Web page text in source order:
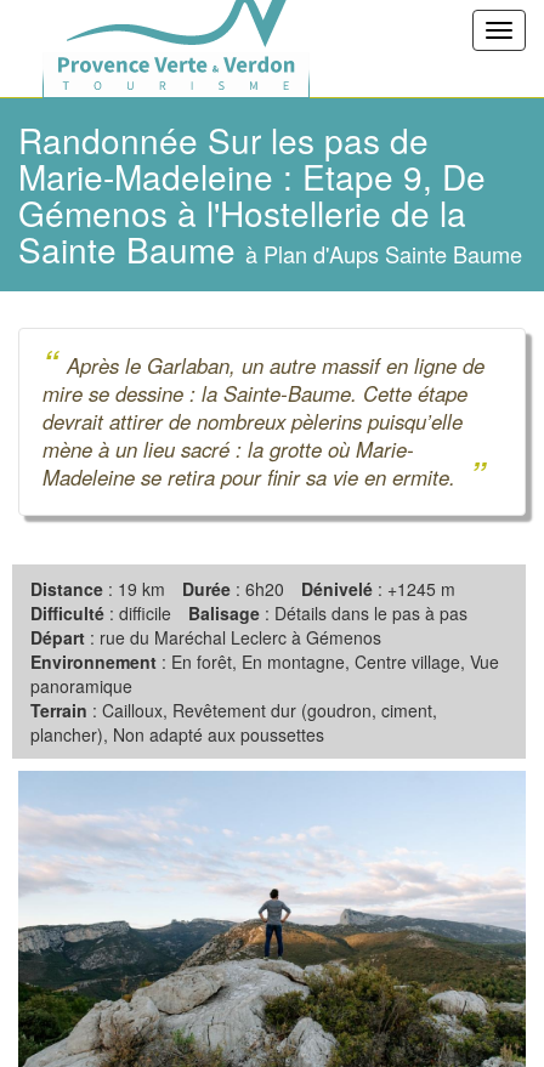
Randonnée Sur les pas de
Marie-Madeleine : Etape 9, De
Gémenos à l'Hostellerie de la
Sainte Baume à Plan d'Aups Sainte Baume
“Après le Garlaban, un autre massif en ligne de
mire se dessine : la Sainte-Baume. Cette étape
devrait attirer de nombreux pèlerins puisqu’elle
mène à un lieu sacré : la grotte où Marie-
Madeleine se retira pour finir sa vie en ermite.
”
Distance : 19 km Durée : 6h20 Dénivelé : +1245 m
Difficulté : difficile Balisage : Détails dans le pas à pas
Départ : rue du Maréchal Leclerc à Gémenos
Environnement : En forêt, En montagne, Centre village, Vue
panoramique
Terrain : Cailloux, Revêtement dur (goudron, ciment,
plancher), Non adapté aux poussettes